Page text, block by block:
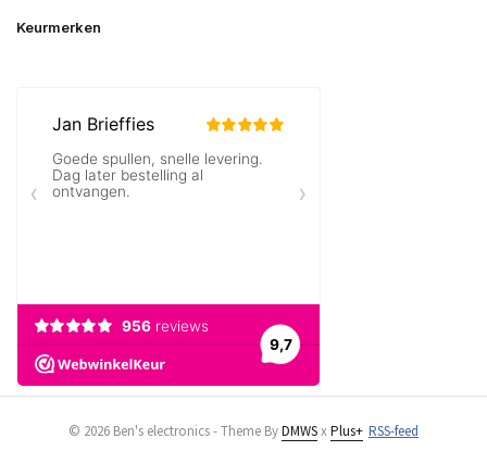
Keurmerken
© 2026 Ben's electronics - Theme ByDMWSxPlus+ RSS-feed